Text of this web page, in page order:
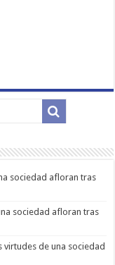
sociedad afloran tras
sociedad afloran tras
virtudes de una sociedad